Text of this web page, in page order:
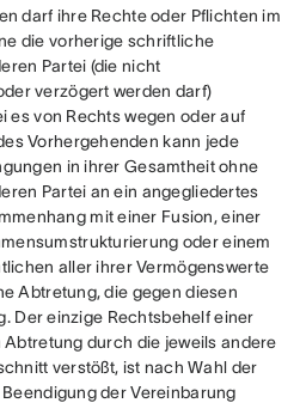
darf ihre Rechte oder Pflichten im
die vorherige schriftliche
Partei (die nicht
verzögert werden darf)
es von Rechts wegen oder auf
Vorhergehenden kann jede
in ihrer Gesamtheit ohne
Partei an ein angegliedertes
mit einer Fusion, einer
oder einem
aller ihrer Vermögenswerte
Abtretung, die gegen diesen
Der einzige Rechtsbehelf einer
durch die jeweils andere
verstößt, ist nach Wahl der
der Vereinbarung